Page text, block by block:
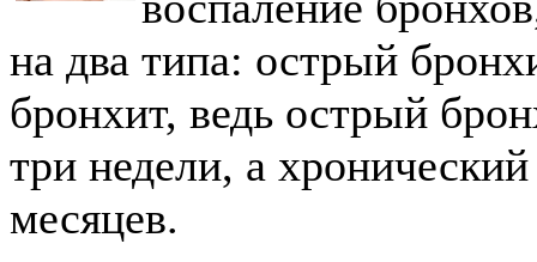
на два типа: острый
бронхит, ведь острый
три недели, а
месяцев.